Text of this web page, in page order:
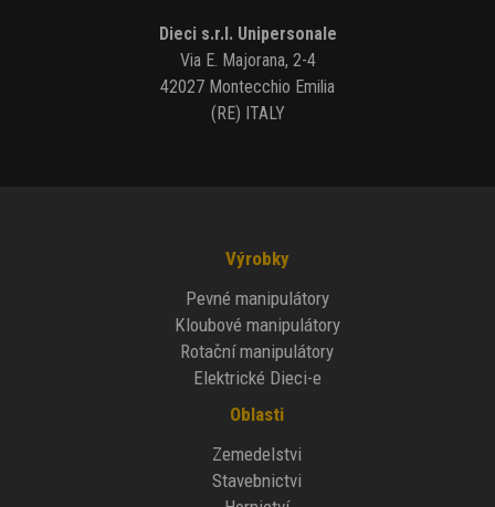
Dieci s.r.l. Unipersonale
Via E. Majorana, 2-4
42027 Montecchio Emilia
(RE) ITALY
Výrobky
Pevné manipulátory
Kloubové manipulátory
Rotační manipulátory
Elektrické Dieci-e
Oblasti
Zemedelstvi
Stavebnictvi